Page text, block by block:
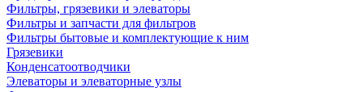
Фильтры, грязевики и элеваторы
Фильтры и запчасти для фильтров
Фильтры бытовые и комплектующие к ним
Грязевики
Конденсатоотводчики
Элеваторы и элеваторные узлы